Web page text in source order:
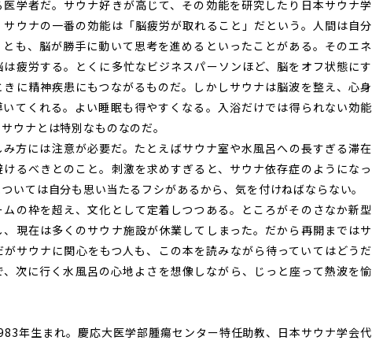
学者だ。サウナ好きが高じて、その効能を研究したり日本サウナ学
ウナの一番の効能は「脳疲労が取れること」だという。人間は自分
も、脳が勝手に動いて思考を進めるといったことがある。そのエネ
疲労する。とくに多忙なビジネスパーソンほど、脳をオフ状態にす
に精神疾患にもつながるものだ。しかしサウナは脳波を整え、心身
てくれる。よい睡眠も得やすくなる。入浴だけでは得られない効能
ウナとは特別なものなのだ。
方には注意が必要だ。たとえばサウナ室や水風呂への長すぎる滞在
るべきとのこと。刺激を求めすぎると、サウナ依存症のようになっ
いては自分も思い当たるフシがあるから、気を付けねばならない。
の枠を超え、文化として定着しつつある。ところがそのさなか新型
現在は多くのサウナ施設が休業してしまった。だから再開まではサ
サウナに関心をもつ人も、この本を読みながら待っていてはどうだ
次に行く水風呂の心地よさを想像しながら、じっと座って熱波を愉
年生まれ。慶応大医学部腫瘍センター特任助教、日本サウナ学会代